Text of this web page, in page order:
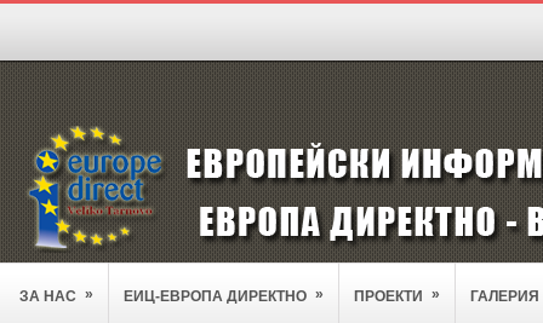
ЗА НАС » ЕИЦ-ЕВРОПА ДИРЕКТНО » ПРОЕКТИ » ГАЛЕРИЯ